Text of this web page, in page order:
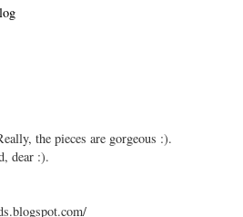
the pieces are gorgeous :).
dear :).